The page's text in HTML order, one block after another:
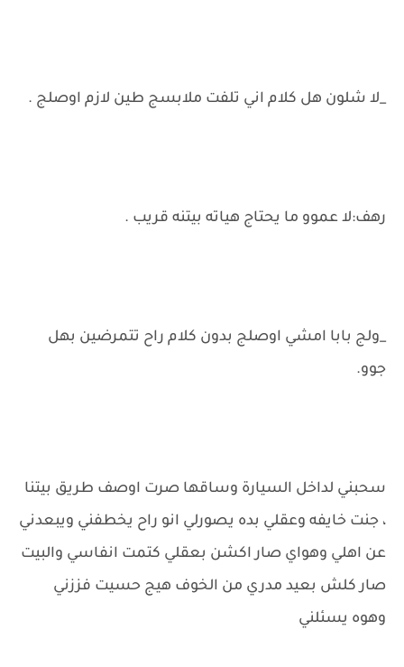
_لا شلون هل كلام اني تلفت ملابسج طين لازم اوصلج .
رهف:لا عموو ما يحتاج هياته بيتنه قريب .
_ولج بابا امشي اوصلج بدون كلام راح تتمرضين بهل
جوو.
سحبني لداخل السيارة وساقها صرت اوصف طريق بيتنا
، جنت خايفه وعقلي بده يصورلي انو راح يخطفني ويبعدني
عن اهلي وهواي صار اكشن بعقلي كتمت انفاسي والبيت
صار كلش بعيد مدري من الخوف هيج حسيت فززني
وهوه يسئلني